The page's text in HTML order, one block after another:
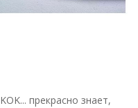
прекрасно знает,